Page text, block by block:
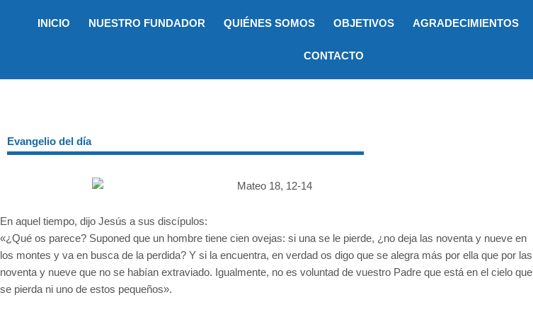
INICIO NUESTRO FUNDADOR QUIÉNES SOMOS OBJETIVOS AGRADECIMIENTOS
CONTACTO
Evangelio del día
En aquel tiempo, dijo Jesús a sus discípulos:
«¿Qué os parece? Suponed que un hombre tiene cien ovejas: si una se le pierde, ¿no deja las noventa y nueve en
los montes y va en busca de la perdida? Y si la encuentra, en verdad os digo que se alegra más por ella que por las
noventa y nueve que no se habían extraviado. Igualmente, no es voluntad de vuestro Padre que está en el cielo que
se pierda ni uno de estos pequeños».